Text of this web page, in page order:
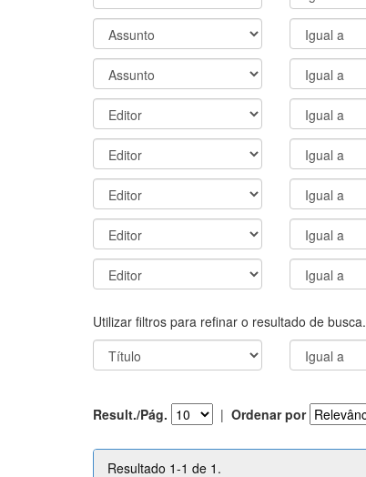
Utilizar filtros para refinar o resultado de busca.
Result./Pág. | Ordenar por
Resultado 1-1 de 1.